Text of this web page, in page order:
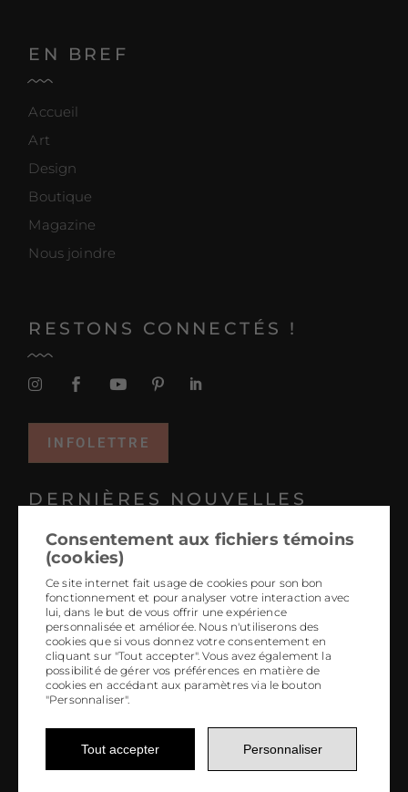
EN BREF
Accueil
Art
Design
Boutique
Magazine
Nous joindre
RESTONS CONNECTÉS !
INFOLETTRE
DERNIÈRES NOUVELLES
Projets coup de coeur 2025
Tendances 2026 : le design hyper personnalisé
L’art-design ancré dans chaque région
5 tendances à jeter à la poubelle
L’art local, générateur d’émotions
Consentement aux fichiers témoins
(cookies)
Ce site internet fait usage de cookies pour son bon
fonctionnement et pour analyser votre interaction avec
lui, dans le but de vous offrir une expérience
personnalisée et améliorée. Nous n'utiliserons des
cookies que si vous donnez votre consentement en
cliquant sur "Tout accepter". Vous avez également la
possibilité de gérer vos préférences en matière de
cookies en accédant aux paramètres via le bouton
"Personnaliser".
Tout accepter Personnaliser